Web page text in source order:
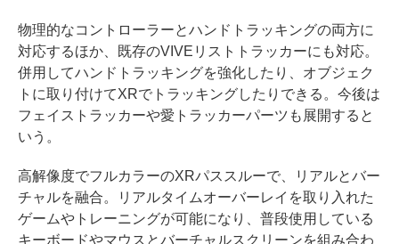
物理的なコントローラーとハンドトラッキングの両方に
対応するほか、既存のVIVEリストトラッカーにも対応。
併用してハンドトラッキングを強化したり、オブジェク
トに取り付けてXRでトラッキングしたりできる。今後は
フェイストラッカーや愛トラッカーパーツも展開すると
いう。
高解像度でフルカラーのXRパススルーで、リアルとバー
チャルを融合。リアルタイムオーバーレイを取り入れた
ゲームやトレーニングが可能になり、普段使用している
キーボードやマウスとバーチャルスクリーンを組み合わ